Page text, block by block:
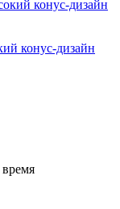
конус-дизайн